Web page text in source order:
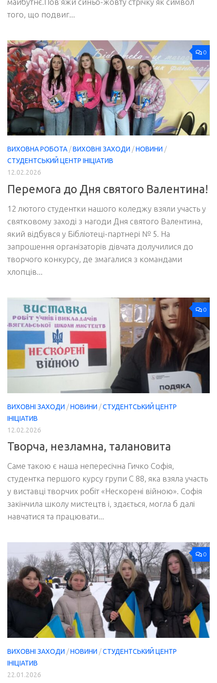
того, що подвиг...
0
ВИХОВНА РОБОТА /ВИХОВНІ ЗАХОДИ /НОВИНИ /
СТУДЕНТСЬКИЙ ЦЕНТР ІНІЦІАТИВ
12.02.2026
Перемога до Дня святого Валентина!
12 лютого студентки нашого коледжу взяли участь у
святковому заході з нагоди Дня святого Валентина,
який відбувся у Бібліотеці-партнері № 5. На
запрошення організаторів дівчата долучилися до
творчого конкурсу, де змагалися з командами
хлопців...
0
ВИХОВНІ ЗАХОДИ /НОВИНИ /СТУДЕНТСЬКИЙ ЦЕНТР
ІНІЦІАТИВ
12.02.2026
Творча, незламна, талановита
Саме такою є наша непересічна Гичко Софія,
студентка першого курсу групи С 88, яка взяла участь
у виставці творчих робіт «Нескорені війною». Софія
закінчила школу мистецтв і, здається, могла б далі
навчатися та працювати...
0
ВИХОВНІ ЗАХОДИ /НОВИНИ /СТУДЕНТСЬКИЙ ЦЕНТР
ІНІЦІАТИВ
22.01.2026